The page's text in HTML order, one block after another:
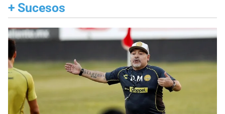
+ Sucesos